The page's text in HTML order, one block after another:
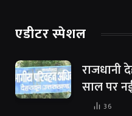
एडीटर स्पेशल
राजधानी
साल पर
36